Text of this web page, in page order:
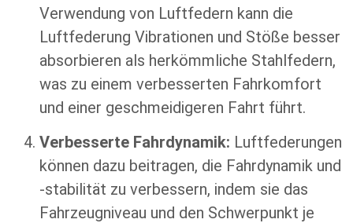
Verwendung von Luftfedern kann die
Luftfederung Vibrationen und Stöße besser
absorbieren als herkömmliche Stahlfedern,
was zu einem verbesserten Fahrkomfort
und einer geschmeidigeren Fahrt führt.
Verbesserte Fahrdynamik: Luftfederungen
können dazu beitragen, die Fahrdynamik und
-stabilität zu verbessern, indem sie das
Fahrzeugniveau und den Schwerpunkt je